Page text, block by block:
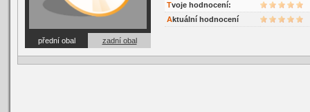
přední obal zadní obal
Tvoje hodnocení:
Aktuální hodnocení